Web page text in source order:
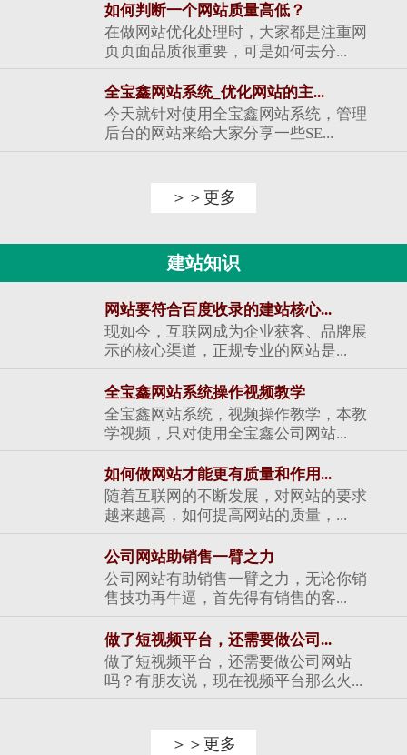
如何判断一个网站质量高低？
在做网站优化处理时，大家都是注重网
页页面品质很重要，可是如何去分...
全宝鑫网站系统_优化网站的主...
今天就针对使用全宝鑫网站系统，管理
后台的网站来给大家分享一些SE...
＞＞更多
建站知识
网站要符合百度收录的建站核心...
现如今，互联网成为企业获客、品牌展
示的核心渠道，正规专业的网站是...
全宝鑫网站系统操作视频教学
全宝鑫网站系统，视频操作教学，本教
学视频，只对使用全宝鑫公司网站...
如何做网站才能更有质量和作用...
随着互联网的不断发展，对网站的要求
越来越高，如何提高网站的质量，...
公司网站助销售一臂之力
公司网站有助销售一臂之力，无论你销
售技功再牛逼，首先得有销售的客...
做了短视频平台，还需要做公司...
做了短视频平台，还需要做公司网站
吗？有朋友说，现在视频平台那么火...
＞＞更多